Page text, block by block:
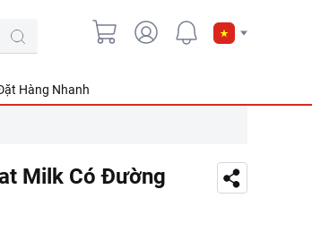
Hàng Nhanh
Milk Có Đường